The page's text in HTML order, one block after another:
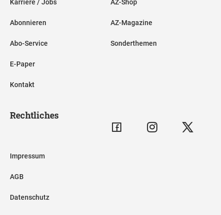
Karriere / Jobs
Abonnieren
Abo-Service
E-Paper
Kontakt
AZ-Shop
AZ-Magazine
Sonderthemen
Rechtliches
Impressum
AGB
Datenschutz